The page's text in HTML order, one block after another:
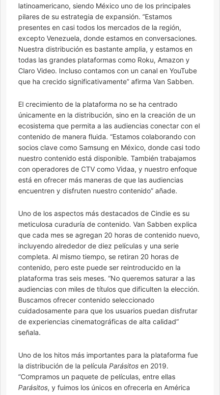
latinoamericano, siendo México uno de los principales
pilares de su estrategia de expansión. “Estamos
presentes en casi todos los mercados de la región,
excepto Venezuela, donde estamos en conversaciones.
Nuestra distribución es bastante amplia, y estamos en
todas las grandes plataformas como Roku, Amazon y
Claro Video. Incluso contamos con un canal en YouTube
que ha crecido significativamente” afirma Van Sabben.
El crecimiento de la plataforma no se ha centrado
únicamente en la distribución, sino en la creación de un
ecosistema que permita a las audiencias conectar con el
contenido de manera fluida. “Estamos colaborando con
socios clave como Samsung en México, donde casi todo
nuestro contenido está disponible. También trabajamos
con operadores de CTV como Vidaa, y nuestro enfoque
está en ofrecer más maneras de que las audiencias
encuentren y disfruten nuestro contenido” añade.
Uno de los aspectos más destacados de Cindie es su
meticulosa curaduría de contenido. Van Sabben explica
que cada mes se agregan 20 horas de contenido nuevo,
incluyendo alrededor de diez películas y una serie
completa. Al mismo tiempo, se retiran 20 horas de
contenido, pero este puede ser reintroducido en la
plataforma tras seis meses. “No queremos saturar a las
audiencias con miles de títulos que dificulten la elección.
Buscamos ofrecer contenido seleccionado
cuidadosamente para que los usuarios puedan disfrutar
de experiencias cinematográficas de alta calidad”
señala.
Uno de los hitos más importantes para la plataforma fue
la distribución de la película Parásitos en 2019.
“Compramos un paquete de películas, entre ellas
Parásitos, y fuimos los únicos en ofrecerla en América